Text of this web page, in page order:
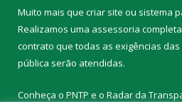
Muito mais que criar site ou sistema
Realizamos uma assessoria
contrato que todas as exigências das
pública serão atendidas.
Conheça o PNTP e o Radar da